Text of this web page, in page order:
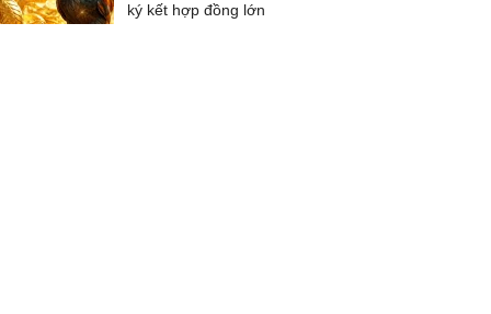
ký kết hợp đồng lớn